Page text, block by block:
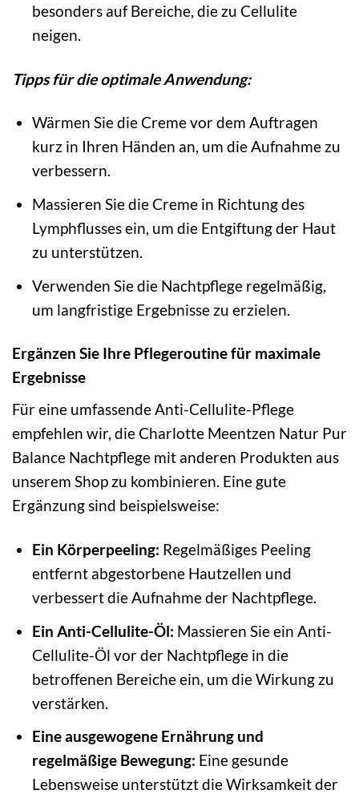
besonders auf Bereiche, die zu Cellulite
neigen.
Tipps für die optimale Anwendung:
Wärmen Sie die Creme vor dem Auftragen
kurz in Ihren Händen an, um die Aufnahme zu
verbessern.
Massieren Sie die Creme in Richtung des
Lymphflusses ein, um die Entgiftung der Haut
zu unterstützen.
Verwenden Sie die Nachtpflege regelmäßig,
um langfristige Ergebnisse zu erzielen.
Ergänzen Sie Ihre Pflegeroutine für maximale
Ergebnisse
Für eine umfassende Anti-Cellulite-Pflege
empfehlen wir, die Charlotte Meentzen Natur Pur
Balance Nachtpflege mit anderen Produkten aus
unserem Shop zu kombinieren. Eine gute
Ergänzung sind beispielsweise:
Ein Körperpeeling: Regelmäßiges Peeling
entfernt abgestorbene Hautzellen und
verbessert die Aufnahme der Nachtpflege.
Ein Anti-Cellulite-Öl: Massieren Sie ein Anti-
Cellulite-Öl vor der Nachtpflege in die
betroffenen Bereiche ein, um die Wirkung zu
verstärken.
Eine ausgewogene Ernährung und
regelmäßige Bewegung: Eine gesunde
Lebensweise unterstützt die Wirksamkeit der